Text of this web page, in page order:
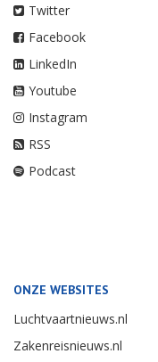
Twitter
Facebook
LinkedIn
Youtube
Instagram
RSS
Podcast
ONZE WEBSITES
Luchtvaartnieuws.nl
Zakenreisnieuws.nl